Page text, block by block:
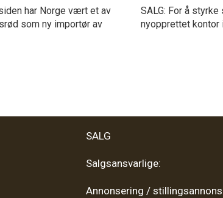
har Norge vært et av
som ny importør av
SALG: For å
nyopprettet kontor
SALG
Salgsansvarlige:
Annonsering /